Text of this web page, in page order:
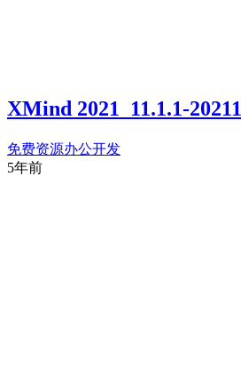
XMind 2021_11.1.1-
免费资源办公开发
5年前